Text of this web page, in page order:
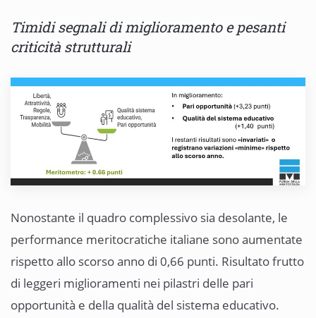
Timidi segnali di miglioramento e pesanti
criticità strutturali
Nonostante il quadro complessivo sia desolante, le
performance meritocratiche italiane sono aumentate
rispetto allo scorso anno di 0,66 punti. Risultato frutto
di leggeri miglioramenti nei pilastri delle pari
opportunità e della qualità del sistema educativo.